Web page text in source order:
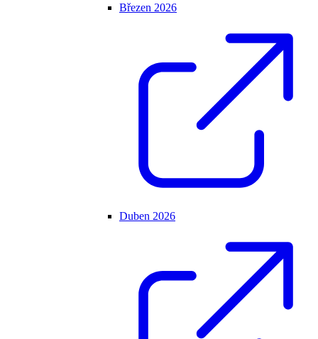
Březen 2026
Duben 2026